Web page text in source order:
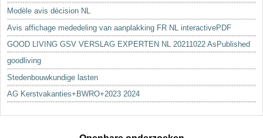
Modèle avis décision NL
Avis affichage mededeling van aanplakking FR NL interactivePDF
GOOD LIVING GSV VERSLAG EXPERTEN NL 20211022 AsPublished
goodliving
Stedenbouwkundige lasten
AG Kerstvakanties+BWRO+2023 2024